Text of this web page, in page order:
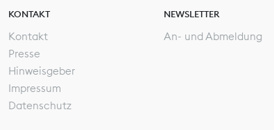
KONTAKT
Kontakt
Presse
Hinweisgeber
Impressum
Datenschutz
NEWSLETTER
An- und Abmeldung